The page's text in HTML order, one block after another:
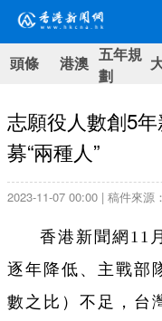
頭條 港澳 五年規
劃
志願役人數創5
募“兩種人”
2023-11-07 00:00 | 稿件來源
香港新聞網11
逐年降低、主戰部
數之比）不足，台